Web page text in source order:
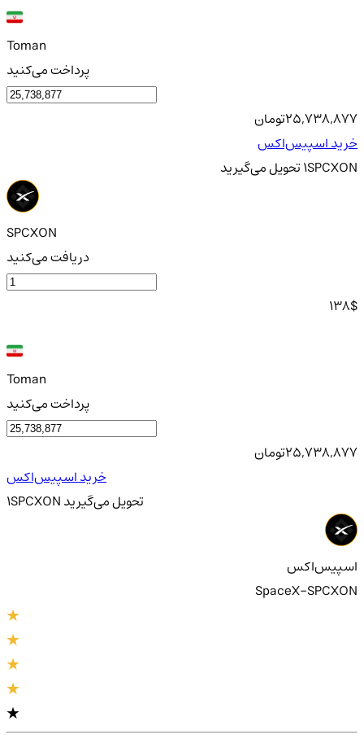
Toman
پرداخت می‌کنید
25,738,877تومان
خرید اسپیس‌اکس
1SPCXONتحویلمی‌گیرید
SPCXON
دریافت می‌کنید
138$
Toman
پرداخت می‌کنید
25,738,877تومان
خرید اسپیس‌اکس
1SPCXON تحویلمی‌گیرید
اسپیس‌اکس
SpaceX-SPCXON